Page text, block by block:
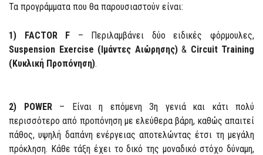
Τα προγράμματα που θα παρουσιαστούν είναι:
1) FACTOR F – Περιλαμβάνει δύο ειδικές φόρμουλες,
Suspension Exercise (Ιμάντες Αιώρησης)& Circuit Training
(Κυκλική Προπόνηση).
2) POWER– Είναι η επόμενη 3η γενιά και κάτι πολύ
περισσότερο από προπόνηση με ελεύθερα βάρη, καθώς απαιτεί
πάθος, υψηλή δαπάνη ενέργειας αποτελώντας έτσι τη μεγάλη
πρόκληση. Κάθε τάξη έχει το δικό της μοναδικό στόχο δύναμη,